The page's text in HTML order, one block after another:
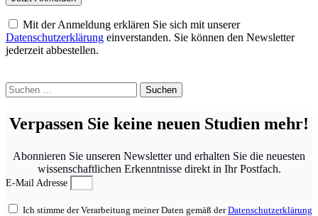
Mit der Anmeldung erklären Sie sich mit unserer
Datenschutzerklärung einverstanden. Sie können den Newsletter
jederzeit abbestellen.
Suchen
nach:
Verpassen Sie keine neuen Studien mehr!
Abonnieren Sie unseren Newsletter und erhalten Sie die neuesten
wissenschaftlichen Erkenntnisse direkt in Ihr Postfach.
E-Mail Adresse
Ich stimme der Verarbeitung meiner Daten gemäß derDatenschutzerklärung